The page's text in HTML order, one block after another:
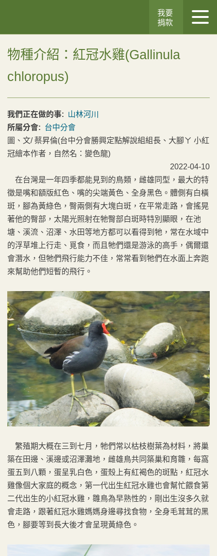
我要
捐款
物種介紹：紅冠水雞(Gallinula
chloropus)
我們正在做的事: 山林河川
所屬分會: 台中分會
圖、文/ 蔡昇倫(台中分會勝興定點解說組組長、大腳ㄚ 小紅
冠繪本作者，自然名：變色龍)
2022-04-10
在台灣是一年四季都能見到的鳥類，雌雄同型，最大的特
徵是嘴和額版紅色、嘴的尖端黃色、全身黑色。體側有白橫
斑，腳為黃綠色，臀兩側有大塊白斑，在平常走路，會搖晃
著他的臀部，太陽光照射在牠臀部白斑時特別顯眼，在池
塘、溪流、沼澤、水田等地方都可以看得到牠，常在水域中
的浮草堆上行走、覓食，而且牠們還是游泳的高手，偶爾還
會潛水，但牠們飛行能力不佳，常常看到牠們在水面上奔跑
來幫助他們短暫的飛行。
繁殖期大概在三到七月，牠們常以枯枝樹葉為材料，將巢
築在田邊、溪邊或沼澤灘地，雌雄鳥共同築巢和育雛，每窩
蛋五到八顆，蛋呈乳白色，蛋殼上有紅褐色的斑點，紅冠水
雞像個大家庭的概念，第一代出生紅冠水雞也會幫忙餵食第
二代出生的小紅冠水雞，雛鳥為早熟性的，剛出生沒多久就
會走路，跟著紅冠水雞媽媽身邊尋找食物，全身毛茸茸的黑
色，腳要等到長大後才會呈現黃綠色。